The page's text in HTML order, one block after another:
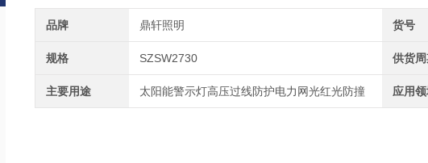
品牌 鼎轩照明 货号
规格 SZSW2730 供货
主要用途 太阳能警示灯高压过线防护电力网光红光防撞 应用